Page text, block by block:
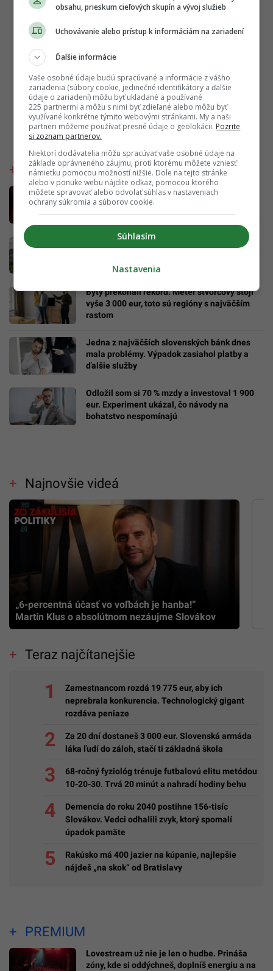
Lovestream už nie je len o hudbe. Prináša
zóny, kde si oddýchneš, doplníš energiu a na
chvíľu „vypneš“
Z Bratislavy až do Spojených arabských
dostane 15 slovenských tímov
Byty prekonali rekord: Meter štvorcový stojí
vyše 3 000 eur, toto sú regióny s najväčším
rastom
Jedna z najväčších slovenských bánk dnes
mala problémy. Výpadok zasiahol platby a
ďalšie služby
Odložil som si 70 % mzdy a investoval 1 900
eur. Experiment ukázal, čo návody na
bohatstvo nespomínajú
Najnovšie videá
„6-percentná účasť vo voľbách je hanba!“
Martin Klus o absolútnom nezáujme Slovákov
Teraz najčítanejšie
Zamestnancom rozdá 19 775 eur, aby ich
neprebrala konkurencia. Technologický gigant
rozdáva peniaze
Za 20 dní dostaneš 3 000 eur. Slovenská armáda
láka ľudí do záloh, stačí ti základná škola
68-ročný fyziológ trénuje futbalovú elitu metódou
10-20-30. Trvá 20 minút a nahradí hodiny behu
Demencia do roku 2040 postihne 156-tisíc
Slovákov. Vedci odhalili zvyk, ktorý spomalí
úpadok pamäte
Rakúsko má 400 jazier na kúpanie, najlepšie
nájdeš „na skok“ od Bratislavy
PREMIUM
Lovestream už nie je len o hudbe. Prináša
zóny, kde si oddýchneš, doplníš energiu a na
obsahu, prieskum cieľových skupín a vývoj služieb
Uchovávanie alebo prístup k informáciám na zariadení
Ďalšie informácie
Vaše osobné údaje budú spracúvané a informácie z vášho
zariadenia (súbory cookie, jedinečné identifikátory a ďalšie
údaje o zariadení) môžu byť ukladané a používané
225 partnermi a môžu s nimi byť zdieľané alebo môžu byť
využívané konkrétne týmito webovými stránkami. My a naši
partneri môžeme používať presné údaje o geolokácii. Pozrite
si zoznam partnerov.
Niektorí dodávatelia môžu spracúvať vaše osobné údaje na
základe oprávneného záujmu, proti ktorému môžete vzniesť
námietku pomocou možností nižšie. Dole na tejto stránke
alebo v ponuke webu nájdite odkaz, pomocou ktorého
môžete spravovať alebo odvolať súhlas v nastaveniach
ochrany súkromia a súborov cookie.
Súhlasím
Nastavenia